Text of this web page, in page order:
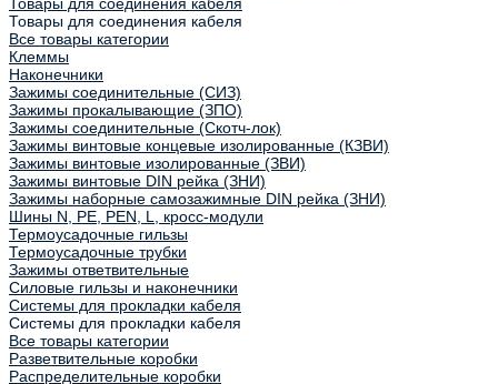
Товары для соединения кабеля
Товары для соединения кабеля
Все товары категории
Клеммы
Наконечники
Зажимы соединительные (СИЗ)
Зажимы прокалывающие (ЗПО)
Зажимы соединительные (Скотч-лок)
Зажимы винтовые концевые изолированные (КЗВИ)
Зажимы винтовые изолированные (ЗВИ)
Зажимы винтовые DIN рейка (ЗНИ)
Зажимы наборные самозажимные DIN рейка (ЗНИ)
Шины N, PE, PEN, L, кросс-модули
Термоусадочные гильзы
Термоусадочные трубки
Зажимы ответвительные
Силовые гильзы и наконечники
Системы для прокладки кабеля
Системы для прокладки кабеля
Все товары категории
Разветвительные коробки
Распределительные коробки